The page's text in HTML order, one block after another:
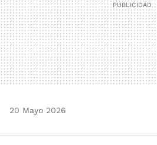
20 Mayo 2026